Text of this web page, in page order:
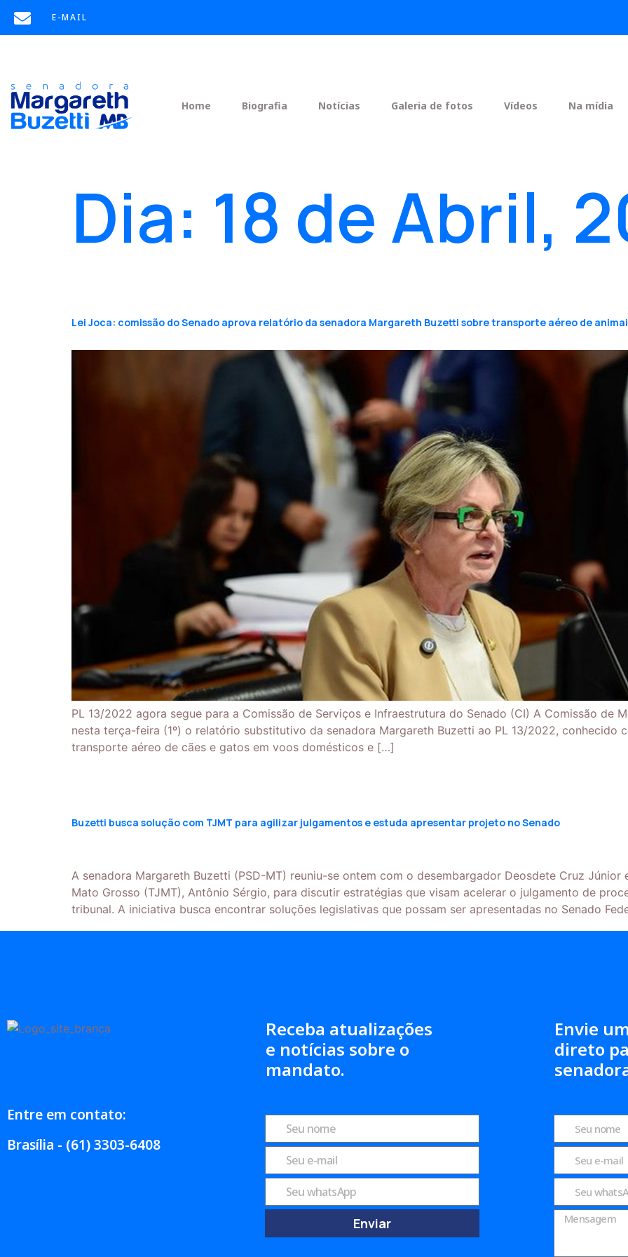
E-MAIL
Home Biografia Notícias Galeria de fotos Vídeos Na mídia
Dia: 18 de Abril,
Lei Joca: comissão do Senado aprova relatório da senadora Margareth Buzetti sobre transporte aéreo de
PL 13/2022 agora segue para a Comissão de Serviços e Infraestrutura do Senado (CI) A Comissão de
nesta terça-feira (1º) o relatório substitutivo da senadora Margareth Buzetti ao PL 13/2022,
transporte aéreo de cães e gatos em voos domésticos e […]
Buzetti busca solução com TJMT para agilizar julgamentos e estuda apresentar projeto no Senado
A senadora Margareth Buzetti (PSD-MT) reuniu-se ontem com o desembargador Deosdete Cruz
Mato Grosso (TJMT), Antônio Sérgio, para discutir estratégias que visam acelerar o julgamento de
tribunal. A iniciativa busca encontrar soluções legislativas que possam ser apresentadas no Senado
Entre em contato:
Brasília - (61) 3303-6408
Receba atualizações
e notícias sobre o
mandato.
Enviar
Envie
direto